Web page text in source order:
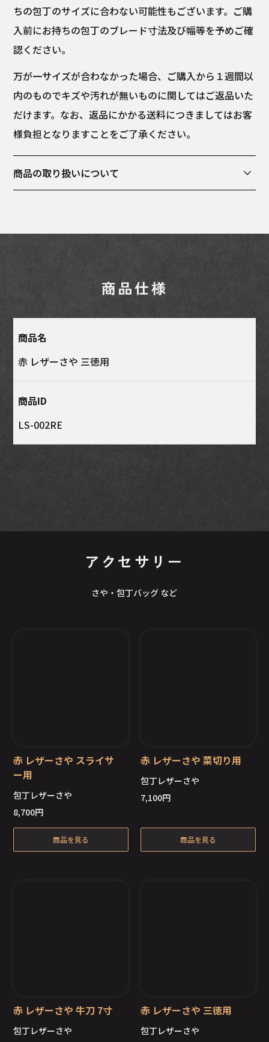
ちの包丁のサイズに合わない可能性もございます。ご購
入前にお持ちの包丁のブレード寸法及び幅等を予めご確
認ください。
万が一サイズが合わなかった場合、ご購入から１週間以
内のものでキズや汚れが無いものに関してはご返品いた
だけます。なお、返品にかかる送料につきましてはお客
様負担となりますことをご了承ください。
商品の取り扱いについて
い。
場合によっては色落ちすることがあります。（特に
汗、雨にはご注意ください）
雨滴・水滴等によって革の表面にふくらみや、シミ
が発生する場合があります。
があたる場所に放置しますと退色変色いたします。
革は呼吸しておりますのでなるべく密閉しない状態
商品仕様
商品名
赤 レザーさや 三徳用
商品ID
LS-002RE
アクセサリー
さや・包丁バッグ など
赤 レザーさや スライサ
ー用
包丁レザーさや
8,700円
商品を見る
赤 レザーさや 菜切り用
包丁レザーさや
7,100円
商品を見る
赤 レザーさや 牛刀 7寸
包丁レザーさや
赤 レザーさや 三徳用
包丁レザーさや